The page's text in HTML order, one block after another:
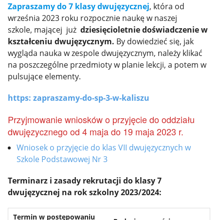
Zapraszamy do 7 klasy dwujęzycznej, która od
września 2023 roku rozpocznie naukę w naszej
szkole, mającej już dziesięcioletnie doświadczenie w
kształceniu dwujęzycznym. By dowiedzieć się, jak
wygląda nauka w zespole dwujęzycznym, należy klikać
na poszczególne przedmioty w planie lekcji, a potem w
pulsujące elementy.
https: zapraszamy-do-sp-3-w-kaliszu
Przyjmowanie wniosków o przyjęcie do oddziału
dwujęzycznego od 4 maja do 19 maja 2023 r.
Wniosek o przyjęcie do klas VII dwujęzycznych w
Szkole Podstawowej Nr 3
Terminarz i zasady rekrutacji do klasy 7
dwujęzycznej na rok szkolny 2023/2024:
Termin w postępowaniu